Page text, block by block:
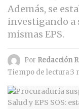
Además, se
investigando a
mismas EPS.
Por Redacción
Tiempo de lectura:3